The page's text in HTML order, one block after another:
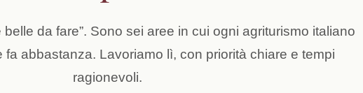
belle da fare”. Sono sei aree in cui ogni agriturismo italiano
fa abbastanza. Lavoriamo lì, con priorità chiare e tempi
ragionevoli.